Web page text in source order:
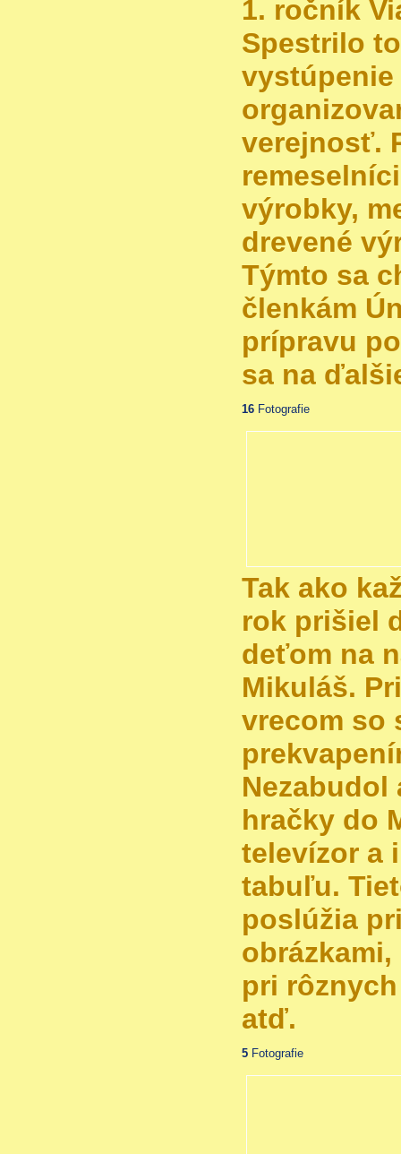
1. ročník
Spestrilo
vystúpenie
verejnosť.
výrobky,
drevené
Týmto sa
členkám
prípravu
sa na
16 Fotografie
Tak ako
rok prišiel
deťom na
Mikuláš.
vrecom so
Nezabudol
hračky do
televízor a
tabuľu.
poslúžia
pri
atď.
5 Fotografie